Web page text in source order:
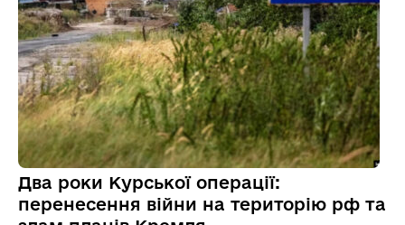
Два роки Курської операції:
перенесення війни на територію рф та